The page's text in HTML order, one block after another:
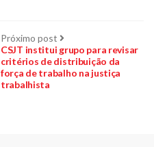
Próximo post Próximo
post:
CSJT institui grupo para revisar
critérios de distribuição da
força de trabalho na justiça
trabalhista